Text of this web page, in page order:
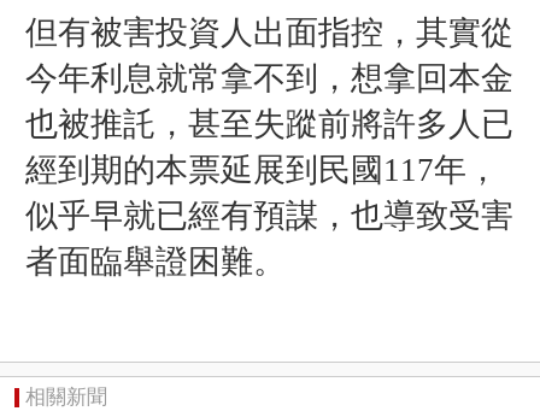
但有被害投資人出面指控，其實從
今年利息就常拿不到，想拿回本金
也被推託，甚至失蹤前將許多人已
經到期的本票延展到民國117年，
似乎早就已經有預謀，也導致受害
者面臨舉證困難。
相關新聞